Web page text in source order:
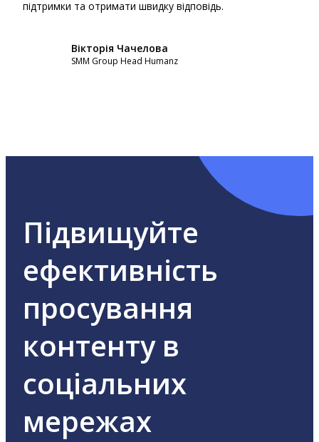
підтримки та отримати швидку відповідь.
Вікторія Чачелова
SMM Group Head Humanz
Підвищуйте
ефективність
просування
контенту в
соціальних
мережах